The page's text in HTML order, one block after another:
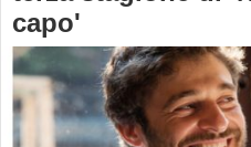
capo'